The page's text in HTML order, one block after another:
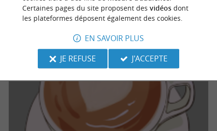
28/10/2026
Culture
Certaines pages du site proposent des vidéosdont
les plateformes déposent également des cookies.
EN SAVOIR PLUS
JE REFUSE
J'ACCEPTE